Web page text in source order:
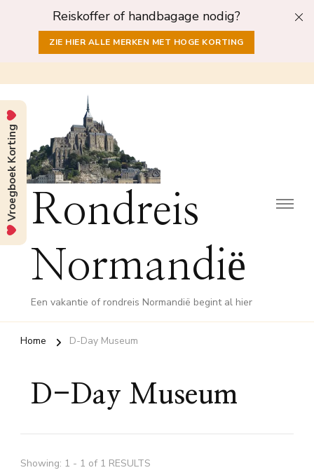
Reiskoffer of handbagage nodig?
ZIE HIER ALLE MERKEN MET HOGE KORTING
Rondreis
Normandië
Een vakantie of rondreis Normandië begint al hier
Home D-Day Museum
D-Day Museum
Showing: 1 - 1 of 1 RESULTS
Vroegboek Korting